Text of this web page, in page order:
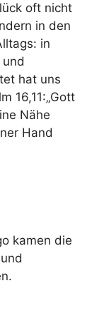
oft nicht
in den
in
hat uns
16,11:„Gott
Nähe
Hand
kamen die